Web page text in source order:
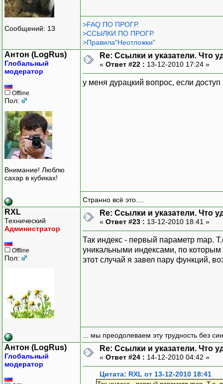
Сообщений: 13
>FAQ ПО ПРОГР.
>ССЫЛКИ ПО ПРОГР.
>Правила"Неотложки"
Антон (LogRus)
Глобальный
модератор
Offline
Пол:
Внимание! Люблю
сахар в кубиках!
Re: Ссылки и указатели. Что
« Ответ #22 : 13-12-2010 17:24 »
у меня дурацкий вопрос, если
Странно всё это....
RXL
Технический
Администратор
Offline
Пол:
Re: Ссылки и указатели. Что
« Ответ #23 : 13-12-2010 18:41 »
Так индекс - первый параметр map.
уникальными индексами, по
этот случай я завел пару функций,
... мы преодолеваем эту трудность без
Антон (LogRus)
Глобальный
модератор
Re: Ссылки и указатели. Что
« Ответ #24 : 14-12-2010 04:42 »
Цитата: RXL от 13-12-2010 18:41